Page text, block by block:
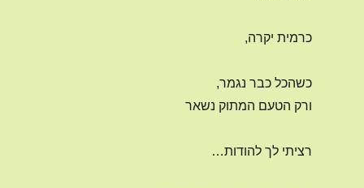
כרמית יקרה,
כשהכל כבר נגמר,
ורק הטעם המתוק נשאר
רציתי לך להודות…